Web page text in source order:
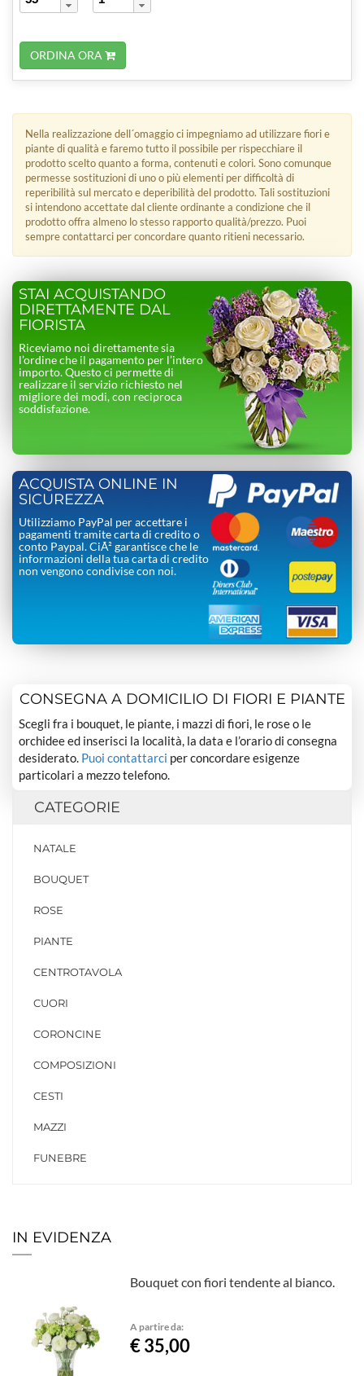
ORDINA ORA
Nella realizzazione dell´omaggio ci impegniamo ad utilizzare fiori e
piante di qualità e faremo tutto il possibile per rispecchiare il
prodotto scelto quanto a forma, contenuti e colori. Sono comunque
permesse sostituzioni di uno o più elementi per difficoltà di
reperibilità sul mercato e deperibilità del prodotto. Tali sostituzioni
si intendono accettate dal cliente ordinante a condizione che il
prodotto offra almeno lo stesso rapporto qualità/prezzo. Puoi
sempre contattarci per concordare quanto ritieni necessario.
STAI ACQUISTANDO
DIRETTAMENTE DAL
FIORISTA
Riceviamo noi direttamente sia
l’ordine che il pagamento per l’intero
importo. Questo ci permette di
realizzare il servizio richiesto nel
migliore dei modi, con reciproca
soddisfazione.
ACQUISTA ONLINE IN
SICUREZZA
Utilizziamo PayPal per accettare i
pagamenti tramite carta di credito o
conto Paypal. CiÃ² garantisce che le
informazioni della tua carta di credito
non vengono condivise con noi.
CONSEGNA A DOMICILIO DI FIORI E PIANTE
Scegli fra i bouquet, le piante, i mazzi di fiori, le rose o le
orchidee ed inserisci la località, la data e l’orario di consegna
desiderato. Puoi contattarci per concordare esigenze
particolari a mezzo telefono.
CATEGORIE
NATALE
BOUQUET
ROSE
PIANTE
CENTROTAVOLA
CUORI
CORONCINE
COMPOSIZIONI
CESTI
MAZZI
FUNEBRE
IN EVIDENZA
Bouquet con fiori tendente al bianco.
A partire da:
€ 35,00